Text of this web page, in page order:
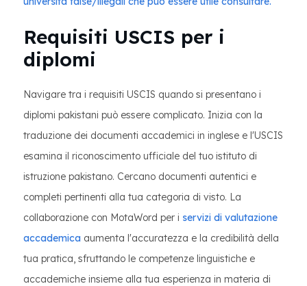
Requisiti USCIS per i
diplomi
Navigare tra i requisiti USCIS quando si presentano i
diplomi pakistani può essere complicato. Inizia con la
traduzione dei documenti accademici in inglese e l'USCIS
esamina il riconoscimento ufficiale del tuo istituto di
istruzione pakistano. Cercano documenti autentici e
completi pertinenti alla tua categoria di visto. La
collaborazione con MotaWord per i servizi di valutazione
accademica aumenta l'accuratezza e la credibilità della
tua pratica, sfruttando le competenze linguistiche e
accademiche insieme alla tua esperienza in materia di